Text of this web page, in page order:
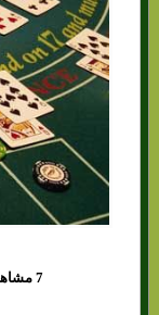
7 مشاهدات تصادفی درباره قماربازان موفق